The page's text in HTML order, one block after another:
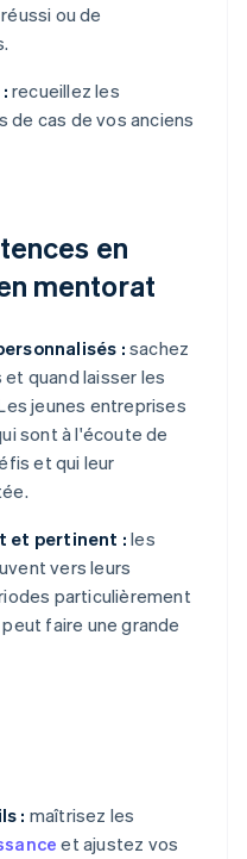
ou de
recueillez les
de cas de vos anciens
en
mentorat
: sachez
quand laisser les
jeunes entreprises
sont à l'écoute de
et qui leur
et pertinent : les
vers leurs
particulièrement
faire une grande
: maîtrisez les
et ajustez vos